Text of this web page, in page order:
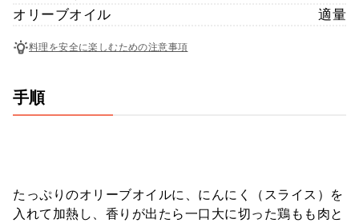
オリーブオイル
適量
料理を安全に楽しむための注意事項
手順
たっぷりのオリーブオイルに、にんにく（スライス）を
入れて加熱し、香りが出たら一口大に切った鶏もも肉と